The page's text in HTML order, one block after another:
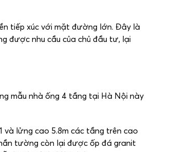
tiếp xúc với mặt đường lớn. Đây là
được nhu cầu của chủ đầu tư, lại
mẫu nhà ống 4 tầng tại Hà Nội này
lửng cao 5.8m các tầng trên cao
tường còn lại được ốp đá granit